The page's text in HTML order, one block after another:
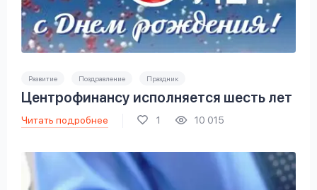
Развитие Поздравление Праздник
Центрофинансу исполняется шесть лет
Читать подробнее 1 10 015